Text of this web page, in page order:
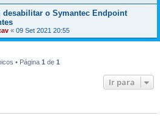
desabilitar o Symantec Endpoint
« 09 Set 2021 20:55
• Página 1 de 1
Ir para